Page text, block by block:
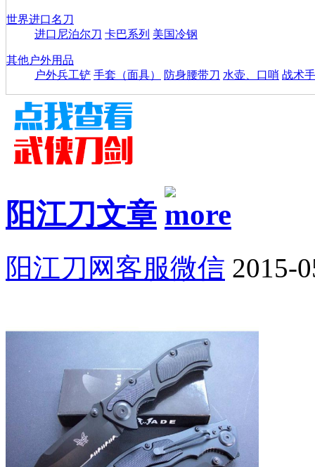
世界进口名刀
进口尼泊尔刀 卡巴系列 美国冷钢
其他户外用品
户外兵工铲 手套（面具） 防身腰带刀 水壶、口哨 战术
阳江刀文章
阳江刀网客服微信 2015-